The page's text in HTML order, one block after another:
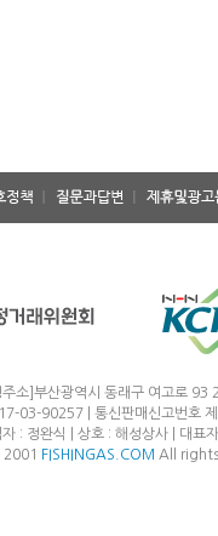
소]부산광역시 동래구 여고로
03-90257 | 통신판매신고번호
자 : 정완식 | 상호 : 해성상사 | 대
FISHINGAS.COM All